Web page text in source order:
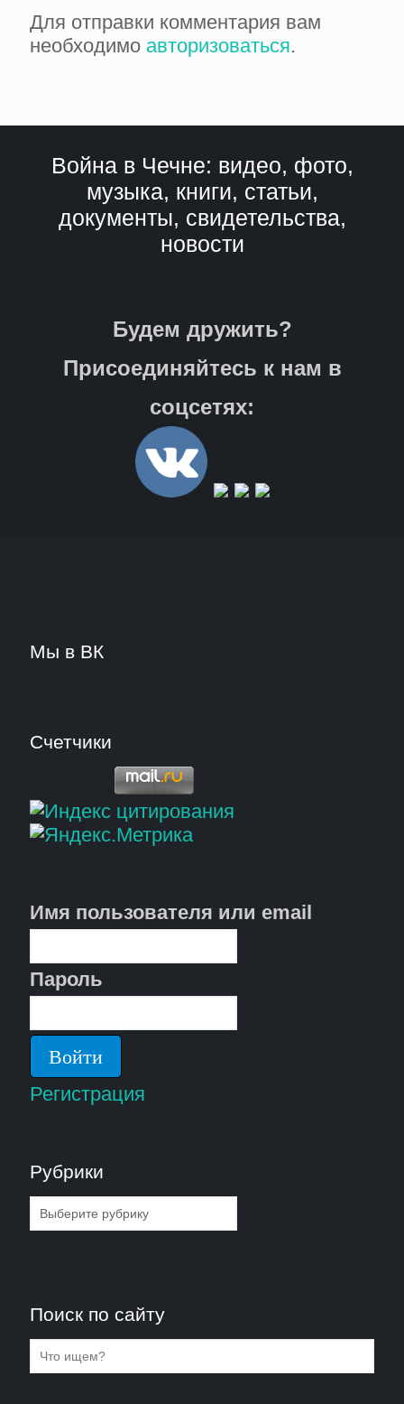
Для отправки комментария вам
необходимо авторизоваться.
Война в Чечне: видео, фото,
музыка, книги, статьи,
документы, свидетельства,
новости
Будем дружить?
Присоединяйтесь к нам в
соцсетях:
Мы в ВК
Счетчики
Имя пользователя или email
Пароль
Регистрация
Рубрики
Рубрики
Поиск по сайту